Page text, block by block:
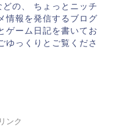
どの、 ちょっとニッチ
情報を発信するブログ
ゲーム日記を書いてお
ゆっくりとご覧くださ
ンク